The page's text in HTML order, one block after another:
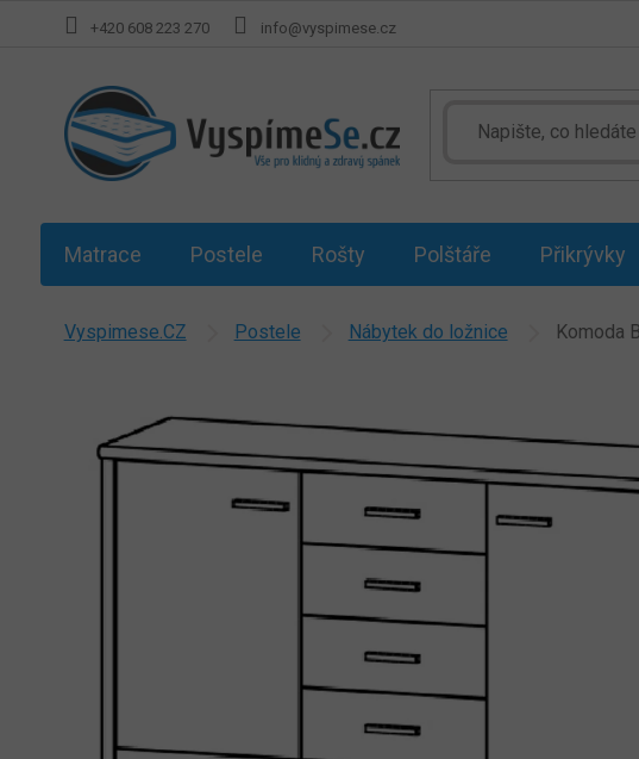
+420 608 223 270 info@vyspimese.cz
Matrace Postele Rošty Polštáře Přikrývky
Vyspimese.CZ Postele Nábytek do ložnice Komoda